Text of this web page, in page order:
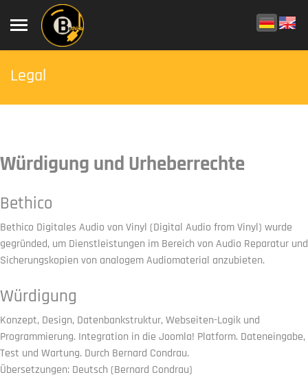
Legal
Würdigung und Urheberrechte
Bethico
Bethico Digitales Audio von Vinyl (Digital Audio from Vinyl) wurde
gegründed, um Dienstleistungen im Bereich von Audio Reparatur und
Sicherungskopien von analogem Audiomaterial anzubieten.
Würdigung
Konzept, Design, Datenbankstruktur, Webseiten-Logik und
Programmierung. Integration in die Joomla! Platform. Dateneingabe,
Test und Wartung. Durch Bernard Condrau.
Übersetzungen: Deutsch (Bernard Condrau)